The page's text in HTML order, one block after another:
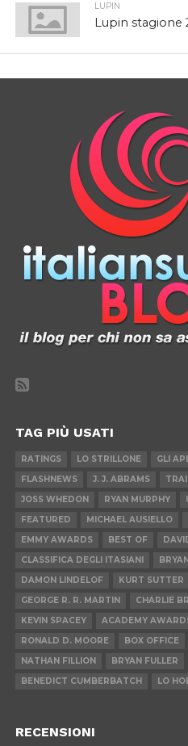
LUPIN
Lupin stagione
TAG PIÙ USATI
RATINGS LO STRILLONE GLI
FLASHNEWS
J. J. ABRAMS
JOSS WHEDON
RYAN MURPHY
FEATURED
MICHAEL AUSIELLO
EMMY AWARDS
BEST OF
CLASSIFICA DEGLI ITASIANI
DAMON LINDELOF
KURT SUTTER
GEORGE R. R. MARTIN
CHARLIE
KEVIN SPACEY
ACADEMY
RONALD D. MOORE
BOX OFFICE
NATHAN FILLION
BRYAN FULLER
BENEDICT CUMBERBATCH
LO
RECENSIONI